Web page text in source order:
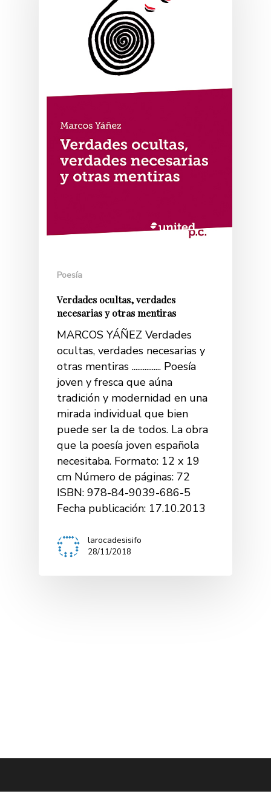
Poesía
Verdades ocultas, verdades
necesarias y otras mentiras
MARCOS YÁÑEZ Verdades
ocultas, verdades necesarias y
otras mentiras ................ Poesía
joven y fresca que aúna
tradición y modernidad en una
mirada individual que bien
puede ser la de todos. La obra
que la poesía joven española
necesitaba. Formato: 12 x 19
cm Número de páginas: 72
ISBN: 978-84-9039-686-5
Fecha publicación: 17.10.2013
larocadesisifo
28/11/2018